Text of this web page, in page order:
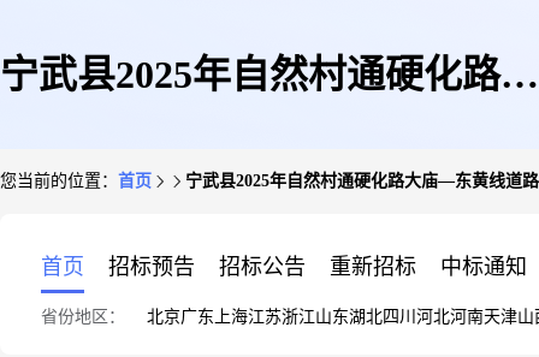
宁武县2025年自然村通硬化路大
您当前的位置： 首页 宁武县2025年自然村通硬化路大庙—东黄线道
首页 招标预告 招标公告 重新招标 中标通知
省份地区： 北京广东 上海江苏浙江山东湖北四川 河北河南天津山